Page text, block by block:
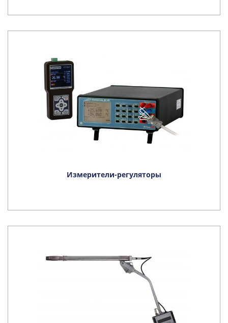
Измерители-регуляторы